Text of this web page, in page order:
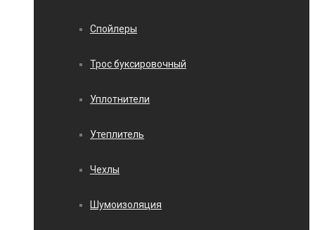
Спойлеры
Трос буксировочный
Уплотнители
Утеплитель
Чехлы
Шумоизоляция